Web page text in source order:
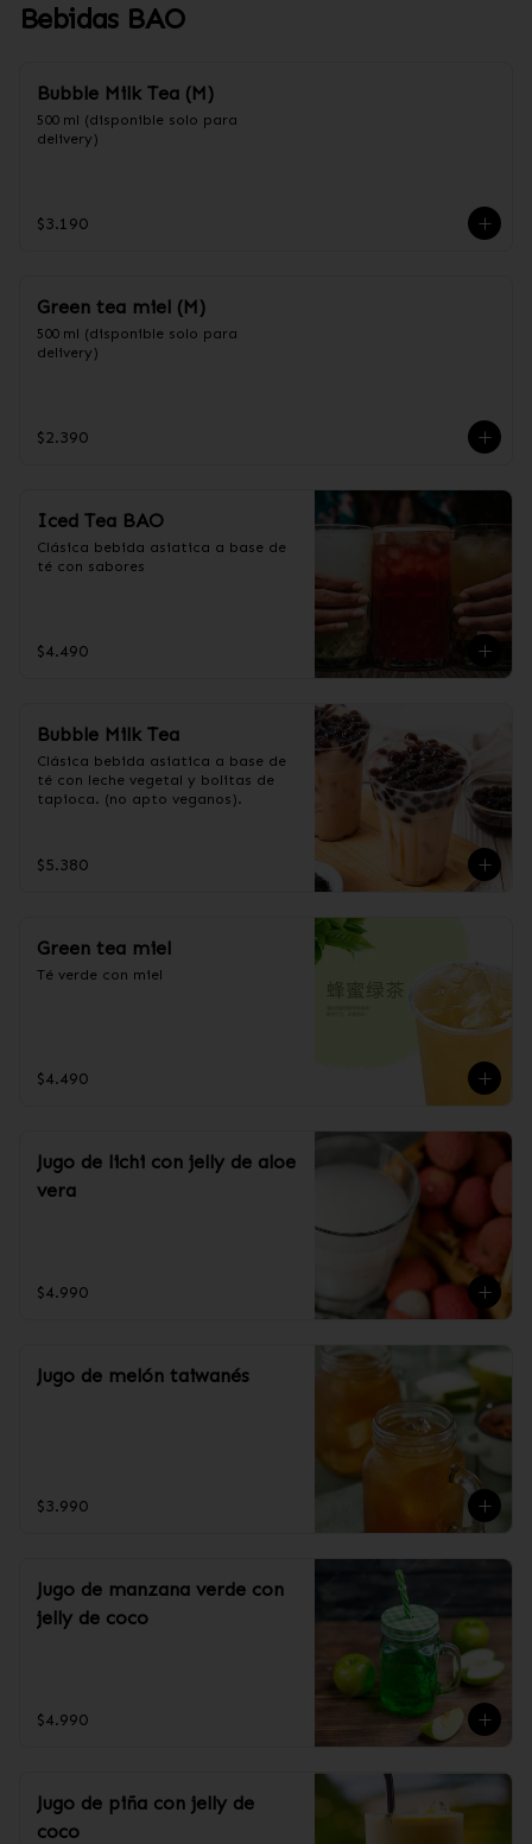
Bebidas BAO
Bubble Milk Tea (M)
500 ml (disponible solo para
delivery)
$3.190
Green tea miel (M)
500 ml (disponible solo para
delivery)
$2.390
Iced Tea BAO
Clásica bebida asiatica a base de
té con sabores
$4.490
Bubble Milk Tea
Clásica bebida asiatica a base de
té con leche vegetal y bolitas de
tapioca. (no apto veganos).
$5.380
Green tea miel
Té verde con miel
$4.490
Jugo de lichi con jelly de aloe
vera
$4.990
Jugo de melón taiwanés
$3.990
Jugo de manzana verde con
jelly de coco
$4.990
Jugo de piña con jelly de
coco